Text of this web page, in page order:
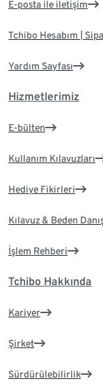
E-posta ile iletişim
Tchibo Hesabım |
Yardım Sayfası
Hizmetlerimiz
E-bülten
Kullanım Kılavuzları
Hediye Fikirleri
Kılavuz & Beden
İşlem Rehberi
Tchibo Hakkında
Kariyer
Şirket
Sürdürülebilirlik